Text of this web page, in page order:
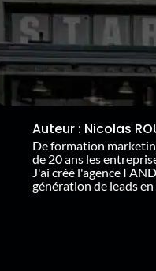
Auteur : Nicolas
De formation
de 20 ans les
J'ai créé l'agence I
génération de leads